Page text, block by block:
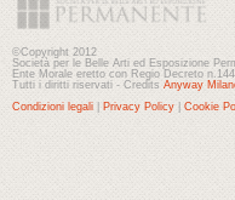
©Copyright 2012
Società per le Belle Arti ed Esposizione
Ente Morale eretto con Regio Decreto
Tutti i diritti riservati - Credits Anyway
Condizioni legali
Privacy Policy Cookie